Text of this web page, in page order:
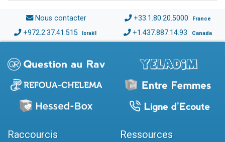
Nous contacter +33.1.80.20.5000 France
+972.2.37.41.515 Israël +1.437.887.14.93 Canada
Raccourcis Ressources